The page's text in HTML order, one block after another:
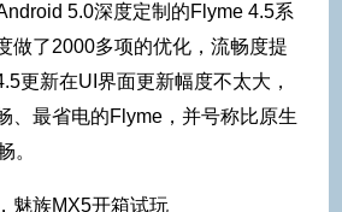
5.0深度定制的Flyme 4.5系
做了2000多项的优化，流畅度提
更新在UI界面更新幅度不太大，
、最省电的Flyme，并号称比原生
。